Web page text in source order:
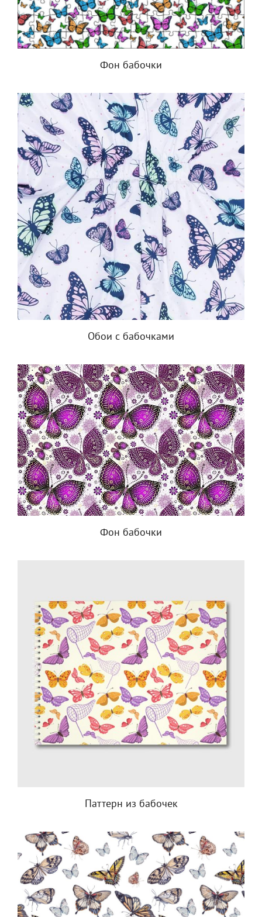
Фон бабочки
Обои с бабочками
Фон бабочки
Паттерн из бабочек